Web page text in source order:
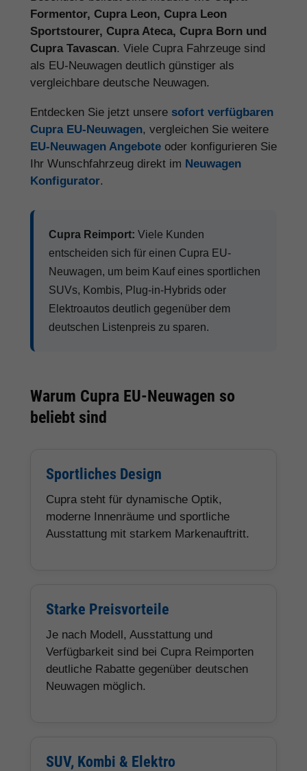
Formentor, Cupra Leon, Cupra Leon
Sportstourer, Cupra Ateca, Cupra Born und
Cupra Tavascan. Viele Cupra Fahrzeuge sind
als EU-Neuwagen deutlich günstiger als
vergleichbare deutsche Neuwagen.
Entdecken Sie jetzt unsere sofort verfügbaren
Cupra EU-Neuwagen, vergleichen Sie weitere
EU-Neuwagen Angebote oder konfigurieren Sie
Ihr Wunschfahrzeug direkt im Neuwagen
Konfigurator.
Cupra Reimport: Viele Kunden
entscheiden sich für einen Cupra EU-
Neuwagen, um beim Kauf eines sportlichen
SUVs, Kombis, Plug-in-Hybrids oder
Elektroautos deutlich gegenüber dem
deutschen Listenpreis zu sparen.
Warum Cupra EU-Neuwagen so
beliebt sind
Sportliches Design
Cupra steht für dynamische Optik,
moderne Innenräume und sportliche
Ausstattung mit starkem Markenauftritt.
Starke Preisvorteile
Je nach Modell, Ausstattung und
Verfügbarkeit sind bei Cupra Reimporten
deutliche Rabatte gegenüber deutschen
Neuwagen möglich.
SUV, Kombi & Elektro